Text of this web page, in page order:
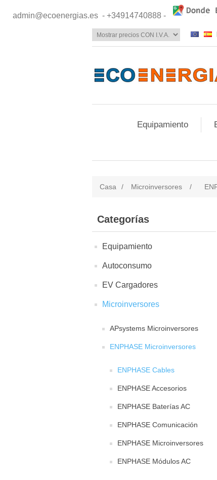
admin@ecoenergias.es - +34914740888 -
Equipamiento
Casa / Microinversores /
Categorías
Equipamiento
Autoconsumo
EV Cargadores
Microinversores
APsystems Microinversores
ENPHASE Microinversores
ENPHASE Cables
ENPHASE Accesorios
ENPHASE Baterías AC
ENPHASE Comunicación
ENPHASE Microinversores
ENPHASE Módulos AC